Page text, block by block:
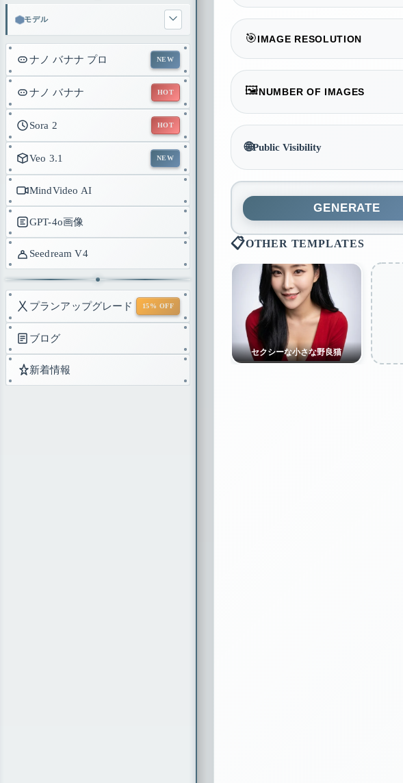
モデル
ナノ バナナ プロ NEW
ナノ バナナ HOT
Sora 2 HOT
Veo 3.1 NEW
MindVideo AI
GPT-4o画像
Seedream V4
プランアップグレード 15% OFF
ブログ
新着情報
1:1 2:3
🎯IMAGE RESOLUTION
🖼️NUMBER OF IMAGES
🌐Public Visibility
GENERATE
📋OTHER TEMPLATES
セクシーな小さな野良猫